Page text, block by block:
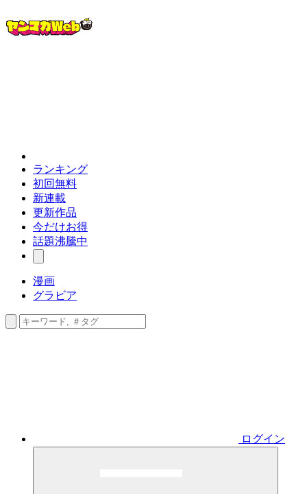
ランキング
初回無料
新連載
更新作品
今だけお得
話題沸騰中
漫画
グラビア
ログイン